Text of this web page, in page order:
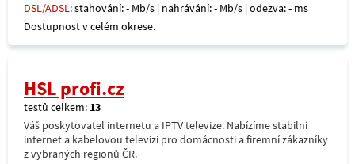
DSL/ADSL: stahování: - Mb/s | nahrávání: - Mb/s | odezva: - ms
Dostupnost v celém okrese.
HSL profi.cz
testů celkem: 13
Váš poskytovatel internetu a IPTV televize. Nabízíme stabilní
internet a kabelovou televizi pro domácnosti a firemní zákazníky
z vybraných regionů ČR.